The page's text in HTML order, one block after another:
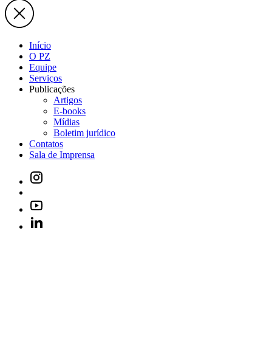
Início
O PZ
Equipe
Serviços
Publicações
Artigos
E-books
Mídias
Boletim jurídico
Contatos
Sala de Imprensa